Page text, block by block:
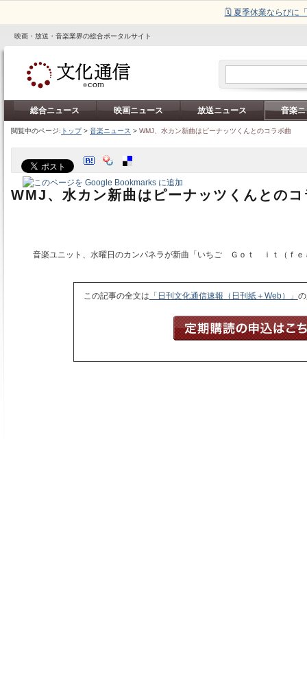
🗓️ 夏季休業ならびに
映画・放送・音楽業界の総合ポータルサイト
総合ニュース 映画ニュース 放送ニュース 音楽
閲覧中のページ: トップ> 音楽ニュース > WMJ、水カン新曲はピーナッツくんとのコラボ曲
WMJ、水カン新曲はピーナッツくんとのコ
音楽ユニット、水曜日のカンパネラが新曲「いちご Ｇｏｔ ｉｔ（ｆ
この記事の全文は 「日刊文化通信速報（日刊紙＋Web）」